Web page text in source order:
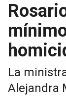
La
Alejandra